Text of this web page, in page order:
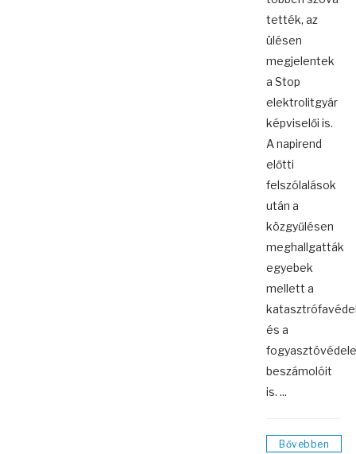
tették, az
ülésen
megjelentek
a Stop
elektrolitgyár
képviselői is.
A napirend
előtti
felszólalások
után a
közgyűlésen
meghallgatták
egyebek
mellett a
és a
beszámolóit
is. ...
Bővebben